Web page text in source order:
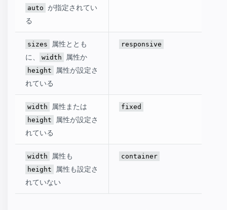
auto が指定されてい
る
sizes
属性ととも
に、
width 属性か
height
属性が設定さ
れている
responsive
width 属性または
height
属性が設定さ
れている
fixed
width 属性も
height
属性も設定さ
れていない
container